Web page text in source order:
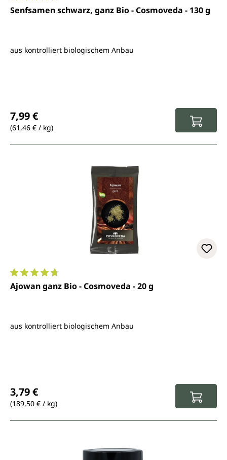
Durchschnittliche Bewertung von 4.8 von 5 Sternen
Senfsamen schwarz, ganz Bio - Cosmoveda - 130 g
aus kontrolliert biologischem Anbau
7,99 €
(61,46 € / kg)
Durchschnittliche Bewertung von 4.8 von 5 Sternen
Ajowan ganz Bio - Cosmoveda - 20 g
aus kontrolliert biologischem Anbau
3,79 €
(189,50 € / kg)